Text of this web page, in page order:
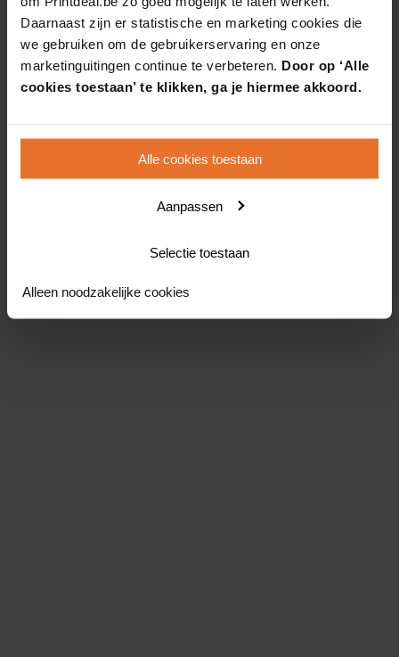
Daarnaast zijn er statistische en marketing cookies die
we gebruiken om de gebruikerservaring en onze
marketinguitingen continue te verbeteren. Door op ‘Alle
cookies toestaan’ te klikken, ga je hiermee akkoord.
Alle cookies toestaan
Aanpassen
Selectie toestaan
Alleen noodzakelijke cookies